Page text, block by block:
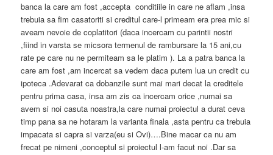
banca la care am fost ,accepta conditiile in care ne aflam ,insa
trebuia sa fim casatoriti si creditul care-l primeam era prea mic si
aveam nevoie de coplatitori (daca incercam cu parintii nostri
,fiind in varsta se micsora termenul de rambursare la 15 ani,cu
rate pe care nu ne permiteam sa le platim ). La a patra banca la
care am fost ,am incercat sa vedem daca putem lua un credit cu
ipoteca .Adevarat ca dobanzile sunt mai mari decat la creditele
pentru prima casa, insa am zis ca incercam orice ,numai sa
avem si noi casuta noastra,la care numai proiectul a durat ceva
timp pana sa ne hotaram la varianta finala ,asta pentru ca trebuia
impacata si capra si varza(eu si Ovi)….Bine macar ca nu am
frecat pe nimeni ,conceptul si proiectul l-am facut noi .Dar sa